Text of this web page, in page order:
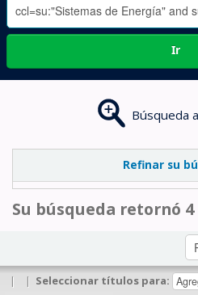
Ir
Búsqueda
Refinar su
Su búsqueda retornó
| | Seleccionar títulos para: